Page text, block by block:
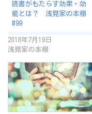
読書がもたらす効果・効
能とは？ 浅見家の本棚
#99
2018年7月19日
浅見家の本棚